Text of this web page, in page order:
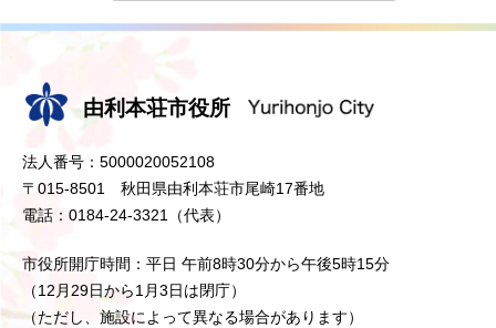
由利本荘市役所
法人番号：5000020052108
〒015-8501 秋田県由利本荘市尾崎17番地
電話：0184-24-3321（代表）
市役所開庁時間：平日 午前8時30分から午後5時15分
（12月29日から1月3日は閉庁）
（ただし、施設によって異なる場合があります）